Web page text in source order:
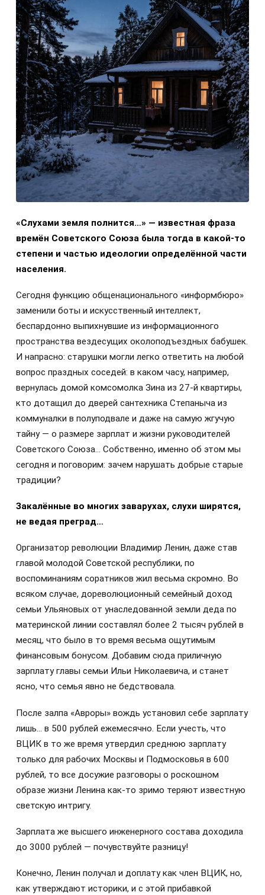
«Слухами земля полнится…» — известная фраза
времён Советского Союза была тогда в какой-то
степени и частью идеологии определённой части
населения.
Сегодня функцию общенационального «информбюро»
заменили боты и искусственный интеллект,
беспардонно выпихнувшие из информационного
пространства вездесущих околоподъездных бабушек.
И напрасно: старушки могли легко ответить на любой
вопрос праздных соседей: в каком часу, например,
вернулась домой комсомолка Зина из 27-й квартиры,
кто дотащил до дверей сантехника Степаныча из
коммуналки в полуподвале и даже на самую жгучую
тайну — о размере зарплат и жизни руководителей
Советского Союза… Собственно, именно об этом мы
сегодня и поговорим: зачем нарушать добрые старые
традиции?
Закалённые во многих заварухах, слухи ширятся,
не ведая преград…
Организатор революции Владимир Ленин, даже став
главой молодой Советской республики, по
воспоминаниям соратников жил весьма скромно. Во
всяком случае, дореволюционный семейный доход
семьи Ульяновых от унаследованной земли деда по
материнской линии составлял более 2 тысяч рублей в
месяц, что было в то время весьма ощутимым
финансовым бонусом. Добавим сюда приличную
зарплату главы семьи Ильи Николаевича, и станет
ясно, что семья явно не бедствовала.
После залпа «Авроры» вождь установил себе зарплату
лишь… в 500 рублей ежемесячно. Если учесть, что
ВЦИК в то же время утвердил среднюю зарплату
только для рабочих Москвы и Подмосковья в 600
рублей, то все досужие разговоры о роскошном
образе жизни Ленина как-то зримо теряют известную
светскую интригу.
Зарплата же высшего инженерного состава доходила
до 3000 рублей — почувствуйте разницу!
Конечно, Ленин получал и доплату как член ВЦИК, но,
как утверждают историки, и с этой прибавкой